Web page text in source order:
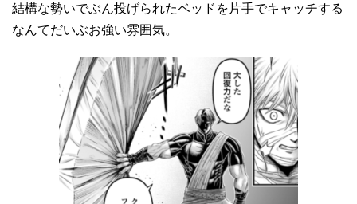
結構な勢いでぶん投げられたベッドを片手でキャッチする
なんてだいぶお強い雰囲気。